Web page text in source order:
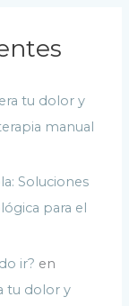
tu dolor y
manual
Soluciones
para el
ir? en
tu dolor y